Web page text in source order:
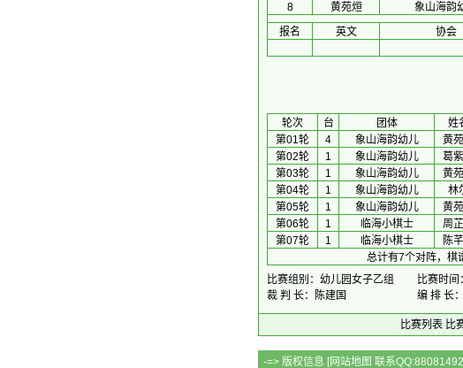
8
黄苑烜 象山海韵
报名
英文 协会
轮次 台 团体 姓
第01轮
4 象山海韵幼儿 黄
第02轮
1 象山海韵幼儿 葛
第03轮
1 象山海韵幼儿 黄
第04轮
1 象山海韵幼儿 林
第05轮
1 象山海韵幼儿 黄
第06轮
1 临海小棋士 周
第07轮
1 临海小棋士 陈
总计有7个对阵，棋
比赛组别：幼儿园女子乙组
比赛时
裁 判 长：陈建国
编 排 长
比赛列表 比
-=> 版权信息 [网站地图 联系